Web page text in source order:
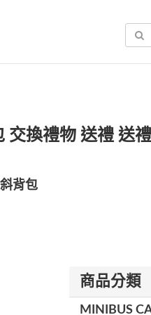
搜尋
交換禮物 送禮 送禮
斜背包
商品分類
MINIBUS